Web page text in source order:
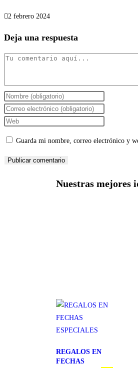
2 febrero 2024
Deja una respuesta
Guarda mi nombre, correo electrónico y
Nuestras mejores
REGALOS EN
FECHAS